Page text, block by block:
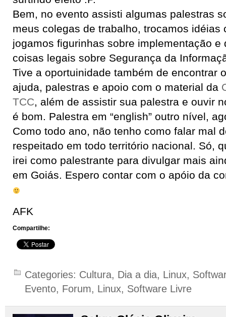
Bem, no evento assisti algumas palestras
meus colegas de trabalho, trocamos idéias
jogamos figurinhas sobre implementação e
coisas legais sobre Segurança da
Tive a oportuinidade também de encontrar
ajuda, palestras e apoio com o material da
TCC, além de assistir sua palestra e ouvir
é bom. Palestra em “english” outro nível,
Como todo ano, não tenho como falar mal
respeitado em todo território nacional. Só,
irei como palestrante para divulgar mais
em Goiás. Espero contar com o apóio da
AFK
Compartilhe:
Categories: Cultura, Dia a dia, Linux,
Evento, Forum, Linux, Software Livre